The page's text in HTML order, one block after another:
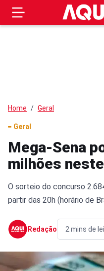
Home Geral
Geral
Mega-Sena
milhões
O sorteio do concurso
partir das 20h (horário de
Redação 2 mins de